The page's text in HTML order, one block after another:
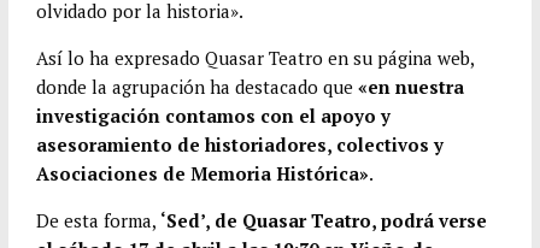
olvidado por la historia».
Así lo ha expresado Quasar Teatro en su página web,
donde la agrupación ha destacado que «en nuestra
investigación contamos con el apoyo y
asesoramiento de historiadores, colectivos y
Asociaciones de Memoria Histórica».
De esta forma, ‘Sed’, de Quasar Teatro, podrá verse